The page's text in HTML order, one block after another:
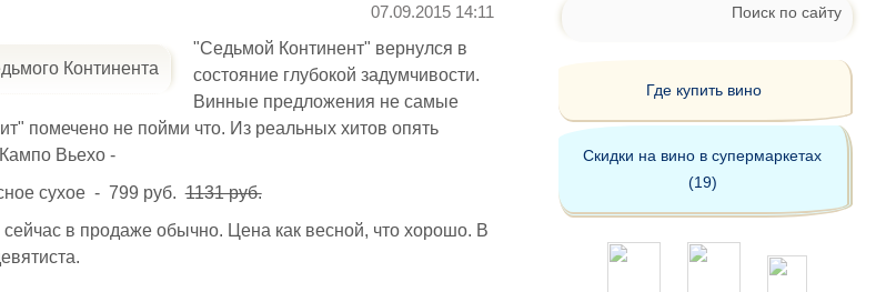
07.09.2015 14:11
"Седьмой Континент" вернулся в
состояние глубокой задумчивости.
Винные предложения не самые
помечено не пойми что. Из реальных хитов опять
Вьехо -
сухое - 799 руб.1131 руб.
в продаже обычно. Цена как весной, что хорошо. В
Поиск по сайту
Где купить вино
Скидки на вино в супермаркетах
(19)